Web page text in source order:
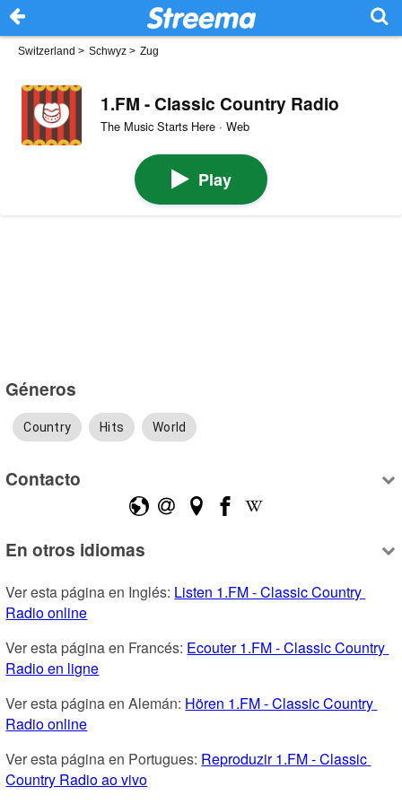
Switzerland > Schwyz > Zug
1.FM - Classic Country Radio
The Music Starts Here · Web
Play
Géneros
Country Hits World
Contacto
En otros idiomas
Ver esta página en Inglés: Listen 1.FM - Classic Country
Radio online
Ver esta página en Francés: Ecouter 1.FM - Classic Country
Radio en ligne
Ver esta página en Alemán: Hören 1.FM - Classic Country
Radio online
Ver esta página en Portugues: Reproduzir 1.FM - Classic
Country Radio ao vivo